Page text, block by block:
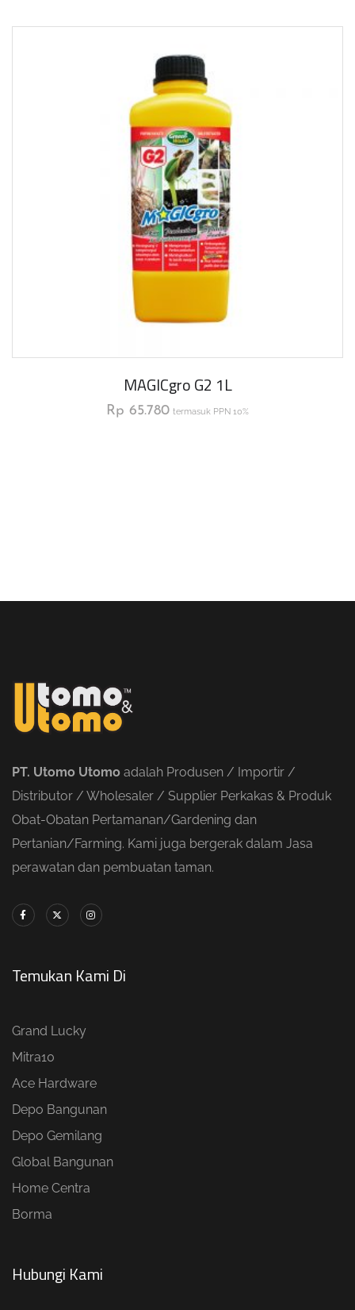
MAGICgro G2 1L
Rp 65.780 termasuk PPN 10%
PT. Utomo Utomo adalah Produsen / Importir /
Distributor / Wholesaler / Supplier Perkakas & Produk
Obat-Obatan Pertamanan/Gardening dan
Pertanian/Farming. Kami juga bergerak dalam Jasa
perawatan dan pembuatan taman.
Temukan Kami Di
Grand Lucky
Mitra10
Ace Hardware
Depo Bangunan
Depo Gemilang
Global Bangunan
Home Centra
Borma
Hubungi Kami​